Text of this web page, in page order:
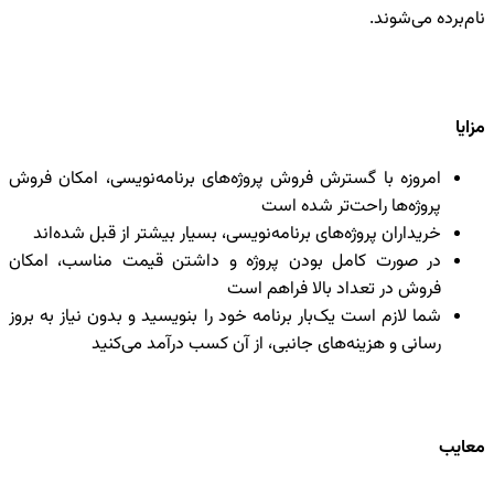
نام‌برده می‌شوند.
مزایا
امروزه با گسترش فروش پروژه‌های برنامه‌نویسی، امکان فروش
پروژه‌ها راحت‌تر شده است
خریداران پروژه‌های برنامه‌نویسی، بسیار بیشتر از قبل شده‌اند
در صورت کامل بودن پروژه و داشتن قیمت مناسب، امکان
فروش در تعداد بالا فراهم است
شما لازم است یک‌بار برنامه‌ خود را بنویسید و بدون نیاز به بروز
رسانی و هزینه‌های جانبی، از آن کسب درآمد می‌کنید
معایب